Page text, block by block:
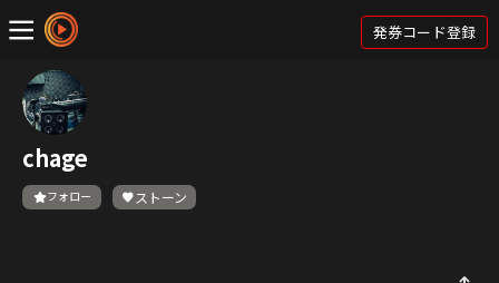
発券コード登録
chage
フォロー ストーン